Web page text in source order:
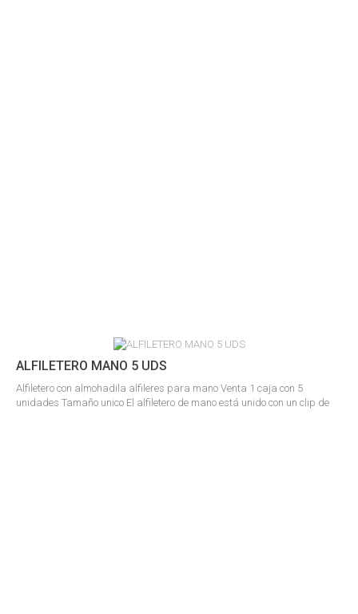
ALFILETERO MANO 5 UDS
Alfiletero con almohadila alfileres para mano Venta 1 caja con 5
unidades Tamaño unico El alfiletero de mano está unido con un clip de